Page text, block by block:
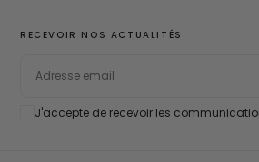
RECEVOIR NOS ACTUALITÉS
J'accepte de recevoir les